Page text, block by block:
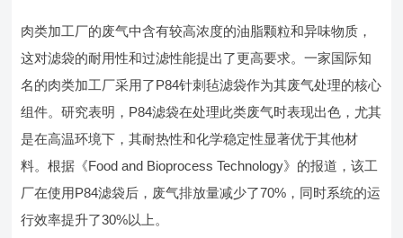
肉类加工厂的废气中含有较高浓度的油脂颗粒和异味物质，
这对滤袋的耐用性和过滤性能提出了更高要求。一家国际知
名的肉类加工厂采用了P84针刺毡滤袋作为其废气处理的核心
组件。研究表明，P84滤袋在处理此类废气时表现出色，尤其
是在高温环境下，其耐热性和化学稳定性显著优于其他材
料。根据《Food and Bioprocess Technology》的报道，该工
厂在使用P84滤袋后，废气排放量减少了70%，同时系统的运
行效率提升了30%以上。